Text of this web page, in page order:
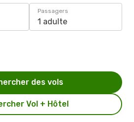
Passagers
1 adulte
Vol + Hôtel
des vols